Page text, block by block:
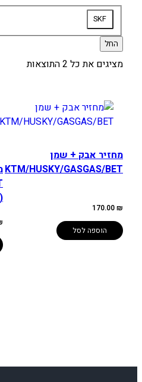
מותג
SKF
החל
מציגים את כל ⁦2⁩ התוצאות
מחזיר אבק + שמן
KTM/HUSKY/GASGAS/BET
170.00
הוספה לסל